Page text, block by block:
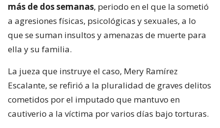
más de dos semanas, periodo en el que la sometió
a agresiones físicas, psicológicas y sexuales, a lo
que se suman insultos y amenazas de muerte para
ella y su familia.
La jueza que instruye el caso, Mery Ramírez
Escalante, se refirió a la pluralidad de graves delitos
cometidos por el imputado que mantuvo en
cautiverio a la víctima por varios días bajo torturas.